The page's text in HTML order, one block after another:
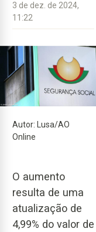
3 de dez. de 2024,
11:22
Autor: Lusa/AO
Online
O aumento
resulta de uma
atualização de
4,99% do valor de